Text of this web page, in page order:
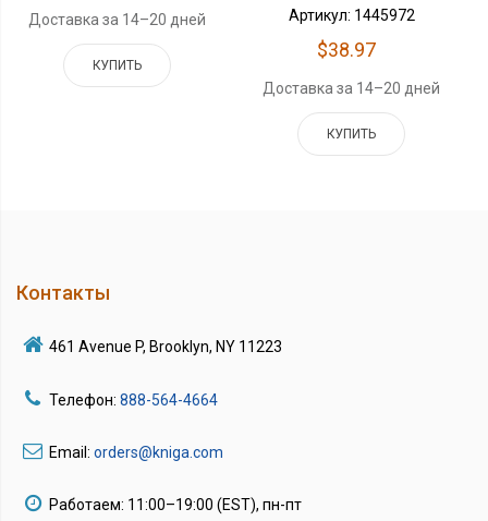
Доставка за 14–20 дней
КУПИТЬ
Артикул: 1445972
$38.97
Доставка за 14–20 дней
КУПИТЬ
Контакты
461 Avenue P, Brooklyn, NY 11223
Телефон: 888-564-4664
Email: orders@kniga.com
Работаем: 11:00–19:00 (EST), пн-пт